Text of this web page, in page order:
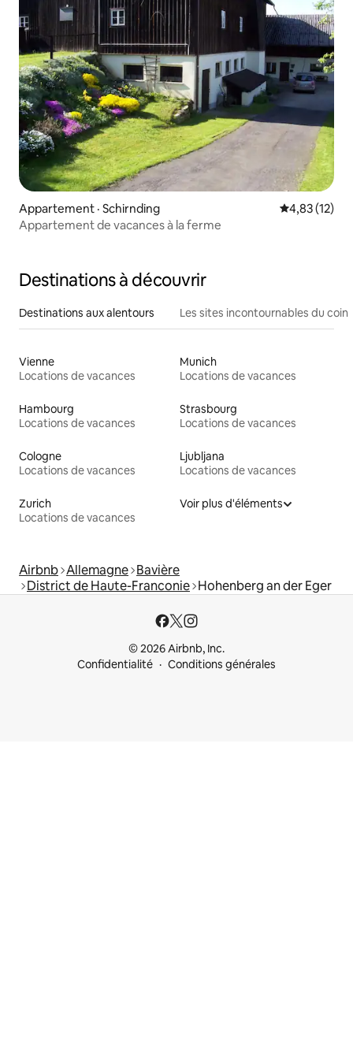
Appartement · Schirnding Note
4,83 (12)
Appartement de vacances à la ferme
Destinations à découvrir
Destinations aux alentours Les sites incontournables du coin
Vienne
Locations de vacances
Munich
Locations de vacances
Hambourg
Locations de vacances
Strasbourg
Locations de vacances
Cologne
Locations de vacances
Ljubljana
Locations de vacances
Zurich
Locations de vacances
Voir plus d'éléments
Airbnb Allemagne Bavière
District de Haute-Franconie Hohenberg an der Eger
© 2026 Airbnb, Inc.
Confidentialité
Conditions générales